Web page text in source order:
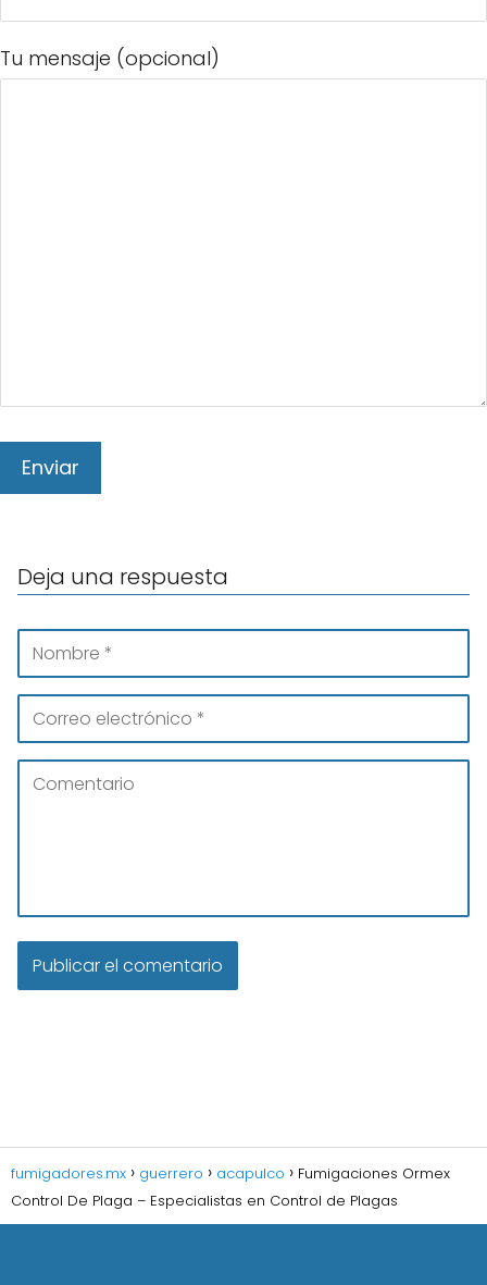
Tu mensaje (opcional)
Deja una respuesta
fumigadores.mx guerrero acapulco
Fumigaciones Ormex
Control De Plaga – Especialistas en Control de Plagas